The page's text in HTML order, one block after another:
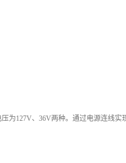
为127V、36V两种。通过电源连线实